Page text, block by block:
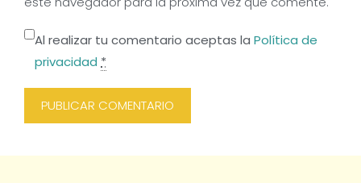
Al realizar tu comentario aceptas la Política de
privacidad *